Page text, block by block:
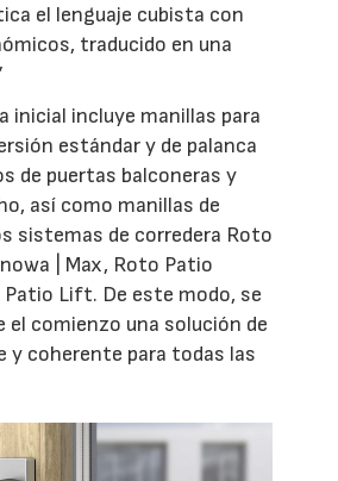
el lenguaje cubista con
traducido en una
inicial incluye manillas para
estándar y de palanca
de puertas balconeras y
así como manillas de
sistemas de corredera Roto
| Max, Roto Patio
Lift. De este modo, se
el comienzo una solución de
y coherente para todas las